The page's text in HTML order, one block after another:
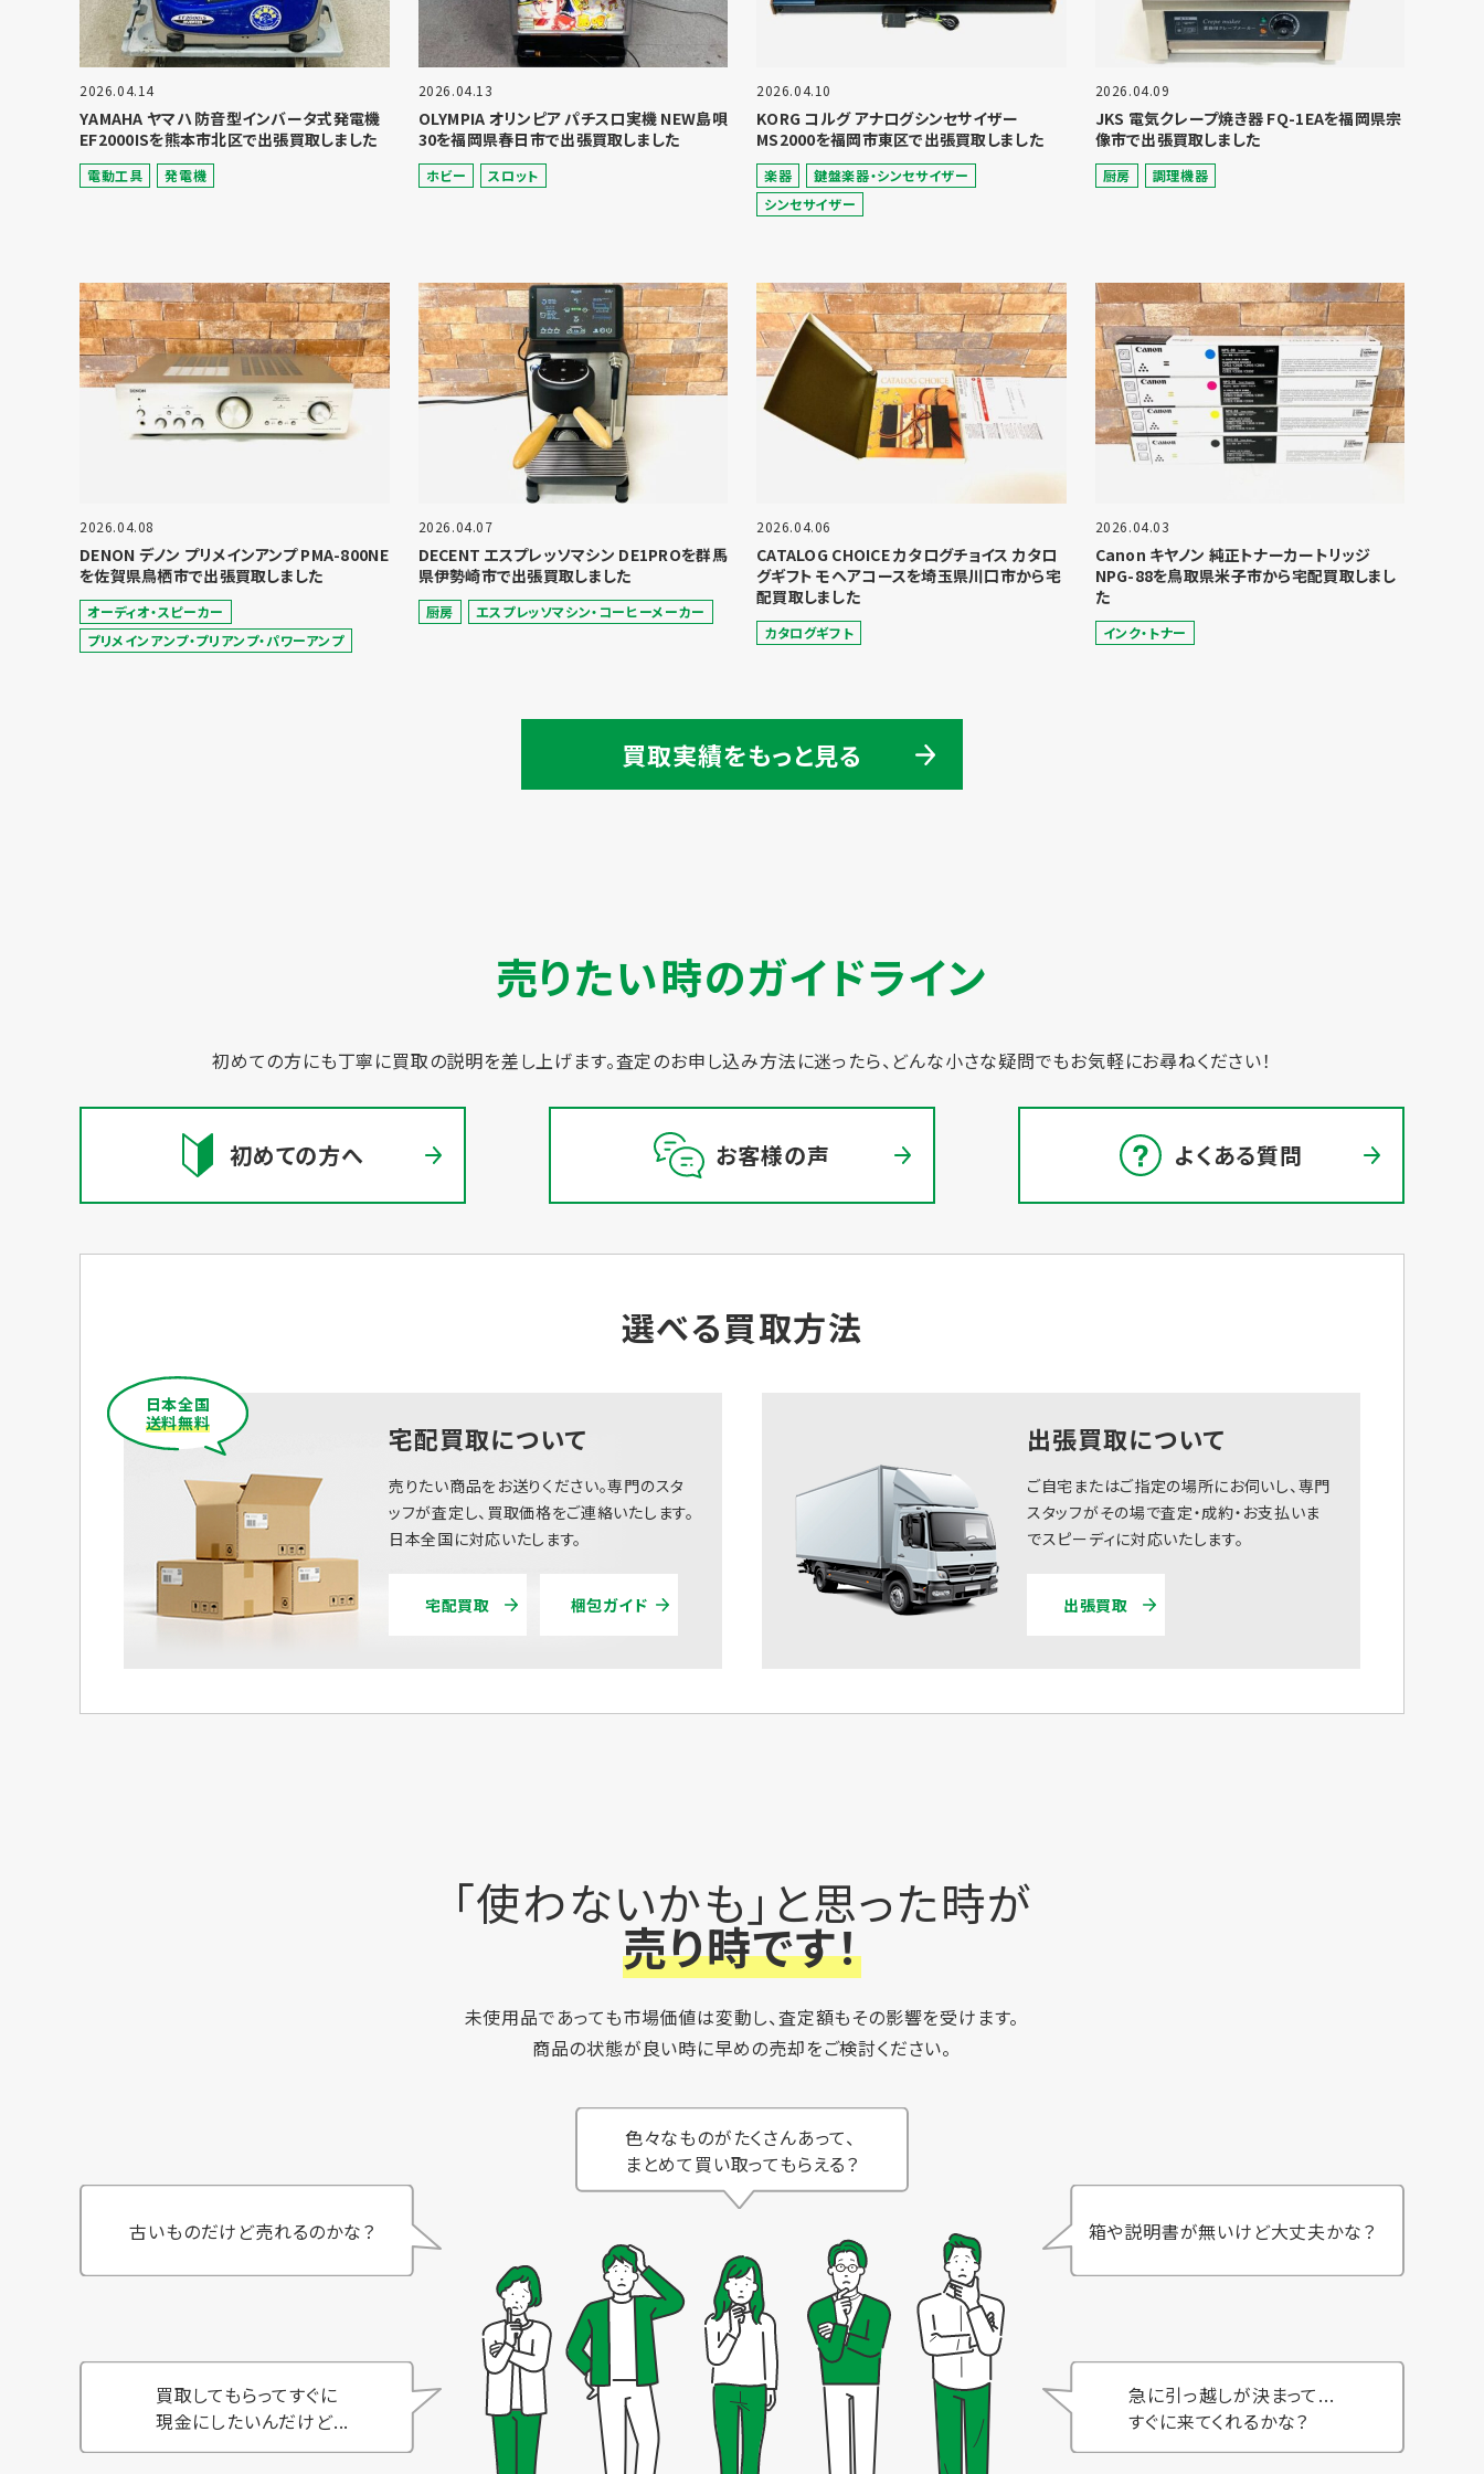
2026.04.14
YAMAHA ヤマハ 防音型インバータ式発電機
EF2000ISを熊本市北区で出張買取しました
電動⼯具 発電機
2026.04.13
OLYMPIA オリンピア パチスロ実機 NEW島唄
30を福岡県春日市で出張買取しました
ホビー スロット
2026.04.10
KORG コルグ アナログシンセサイザー
MS2000を福岡市東区で出張買取しました
楽器
鍵盤楽器・シンセサイザー
シンセサイザー
2026.04.09
JKS 電気クレープ焼き器 FQ-1EAを福岡県宗
像市で出張買取しました
厨房 調理機器
2026.04.08
DENON デノン プリメインアンプ PMA-800NE
を佐賀県鳥栖市で出張買取しました
オーディオ・スピーカー
プリメインアンプ・プリアンプ・パワーアンプ
2026.04.07
DECENT エスプレッソマシン DE1PROを群馬
県伊勢崎市で出張買取しました
厨房 エスプレッソマシン・コーヒーメーカー
2026.04.06
CATALOG CHOICE カタログチョイス カタロ
グギフト モヘアコースを埼玉県川口市から宅
配買取しました
カタログギフト
2026.04.03
Canon キヤノン 純正トナーカートリッジ
NPG-88を鳥取県米子市から宅配買取しまし
た
インク・トナー
買取実績をもっと見る
売りたい時のガイドライン
初めての方にも丁寧に買取の説明を差し上げます。査定のお申し込み方法に迷ったら、どんな小さな疑問でもお気軽にお尋ねください！
初めての方へ お客様の声 よくある質問
選べる買取方法
宅配買取について
日本全国
送料無料
売りたい商品をお送りください。専門のスタ
ッフが査定し、買取価格をご連絡いたします。
日本全国に対応いたします。
宅配買取 梱包ガイド
出張買取について
ご自宅またはご指定の場所にお伺いし、専門
スタッフがその場で査定・成約・お支払いま
でスピーディに対応いたします。
出張買取
「使わないかも」と思った時が
売り時です！
未使用品であっても市場価値は変動し、査定額もその影響を受けます。
商品の状態が良い時に早めの売却をご検討ください。
色々なものがたくさんあって、
まとめて買い取ってもらえる？
古いものだけど売れるのかな？ 箱や説明書が無いけど大丈夫かな？
買取してもらってすぐに
現金にしたいんだけど...
急に引っ越しが決まって...
すぐに来てくれるかな？